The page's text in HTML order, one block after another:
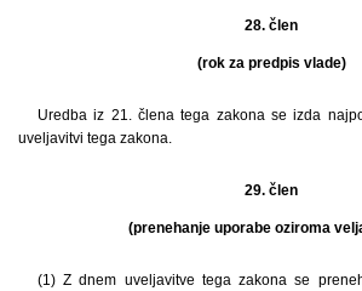
28. člen
(rok za predpis vlade)
Uredba iz 21. člena tega zakona se izda
uveljavitvi tega zakona.
29. člen
(prenehanje uporabe oziroma
(1) Z dnem uveljavitve tega zakona se